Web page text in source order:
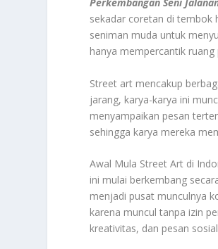
Perkembangan Seni
sekadar coretan di tembok
seniman muda untuk
hanya mempercantik
Street art mencakup
jarang, karya-karya ini
menyampaikan pesan
sehingga karya mereka
Awal Mula Street Art di
ini mulai berkembang
menjadi pusat munculnya
karena muncul tanpa izin
kreativitas, dan pesan